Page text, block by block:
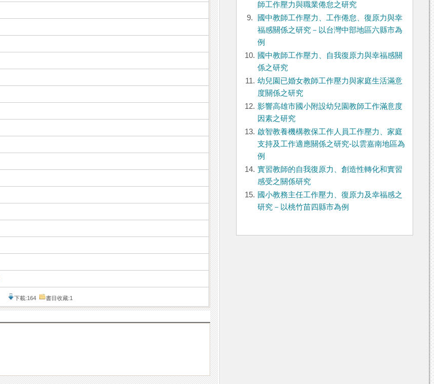
下載:164 書目收藏:1
師工作壓力與職業倦怠之研究
9.
國中教師工作壓力、工作倦怠、復原力與幸
福感關係之研究－以台灣中部地區六縣市為
例
10. 國中教師工作壓力、自我復原力與幸福感關
係之研究
11. 幼兒園已婚女教師工作壓力與家庭生活滿意
度關係之研究
12. 影響高雄市國小附設幼兒園教師工作滿意度
因素之研究
13. 啟智教養機構教保工作人員工作壓力、家庭
支持及工作適應關係之研究-以雲嘉南地區為
例
14. 實習教師的自我復原力、創造性轉化和實習
感受之關係研究
15. 國小教務主任工作壓力、復原力及幸福感之
研究－以桃竹苗四縣市為例